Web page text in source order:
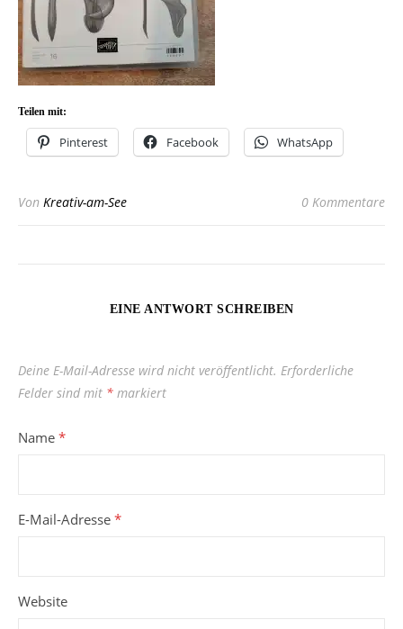
Teilen mit:
Pinterest Facebook WhatsApp
Von Kreativ-am-See 0 Kommentare
EINE ANTWORT SCHREIBEN
Deine E-Mail-Adresse wird nicht veröffentlicht. Erforderliche
Felder sind mit * markiert
Name *
E-Mail-Adresse *
Website